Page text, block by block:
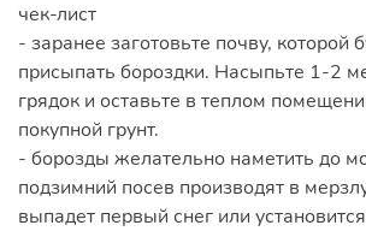
чек-лист
- заранее заготовьте почву, которой
присыпать бороздки. Насыпьте 1-2
грядок и оставьте в теплом
покупной грунт.
- борозды желательно наметить до
подзимний посев производят в
выпадет первый снег или